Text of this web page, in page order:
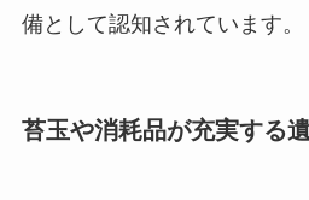
備として認知されています。
苔玉や消耗品が充実する